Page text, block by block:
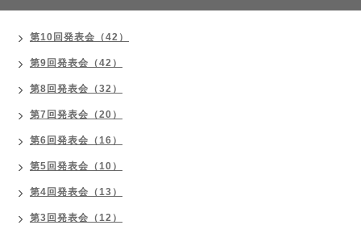
第10回発表会（42）
第9回発表会（42）
第8回発表会（32）
第7回発表会（20）
第6回発表会（16）
第5回発表会（10）
第4回発表会（13）
第3回発表会（12）